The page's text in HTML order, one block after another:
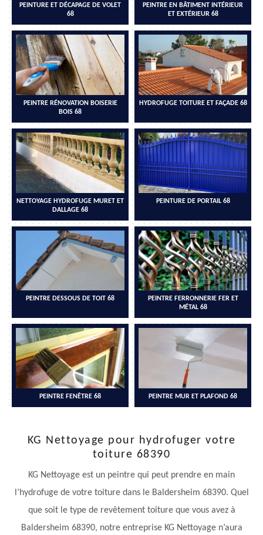
PEINTURE ET DÉCAPAGE DE VOLET
68
PEINTRE EN BÂTIMENT INTÉRIEUR
ET EXTÉRIEUR 68
PEINTRE RÉNOVATION BOISERIE
BOIS 68
HYDROFUGE TOITURE ET FAÇADE 68
NETTOYAGE HYDROFUGE MURET ET
DALLAGE 68
PEINTURE DE PORTAIL 68
PEINTRE DESSOUS DE TOIT 68
PEINTRE FERRONNERIE FER ET
MÉTAL 68
PEINTRE FENÊTRE 68 PEINTRE MUR ET PLAFOND 68
KG Nettoyage pour hydrofuger votre
toiture 68390
KG Nettoyage est un peintre qui peut prendre en main
l’hydrofuge de votre toiture dans le Baldersheim 68390. Quel
que soit le type de revêtement toiture que vous avez à
Baldersheim 68390, notre entreprise KG Nettoyage n’aura